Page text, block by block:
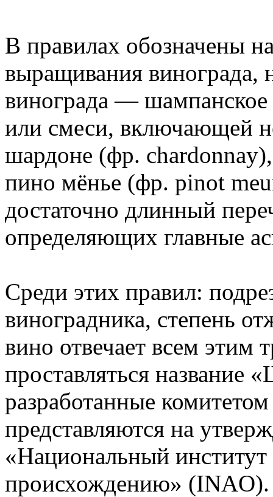
В правилах обозначены
выращивания винограда,
винограда — шампанское
или смеси, включающей
шардоне (фр.
пино мёнье (фр. pinot
достаточно длинный
определяющих главные
Среди этих правил:
виноградника, степень
вино отвечает всем этим
проставляться название
разработанные
представляются на
«Национальный
происхождению» (INAO).